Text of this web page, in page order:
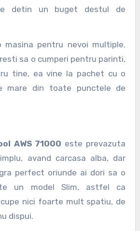
detin un buget destul de
pentru nevoi multiple.
sa o cumperi pentru parinti,
tine, ea vine la pachet cu o
mare din toate punctele de
AWS 71000 este prevazuta
avand carcasa alba, dar
perfect oriunde ai dori sa o
un model Slim, astfel ca
nici foarte mult spatiu, de
dispui.